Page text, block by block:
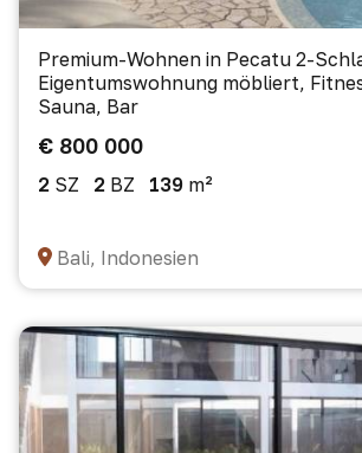
Premium-Wohnen in Pecatu 2-
Eigentumswohnung möbliert,
Sauna, Bar
€ 800 000
2 SZ 2 BZ 139 m²
Bali, Indonesien